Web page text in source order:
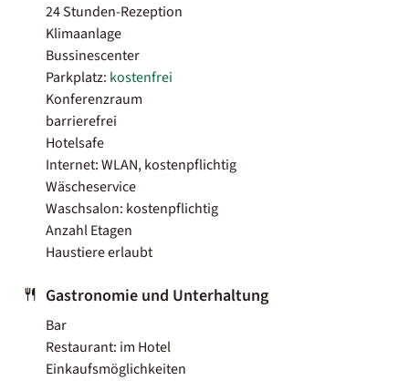
24 Stunden-Rezeption
Klimaanlage
Bussinescenter
Parkplatz: kostenfrei
Konferenzraum
barrierefrei
Hotelsafe
Internet: WLAN, kostenpflichtig
Wäscheservice
Waschsalon: kostenpflichtig
Anzahl Etagen
Haustiere erlaubt
Gastronomie und Unterhaltung
Bar
Restaurant: im Hotel
Einkaufsmöglichkeiten